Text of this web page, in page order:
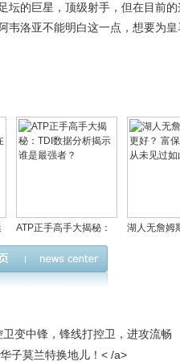
坛的巨星，顶级射手，但在目前
韦洛亚不能明白这一点，想要为皇
ATP正手高手大揭秘：
TDI数据分析揭示谁是最
湖人无詹姆
变中锋，锋线打控卫，进攻流畅
子莫兰特换地儿！< /a>